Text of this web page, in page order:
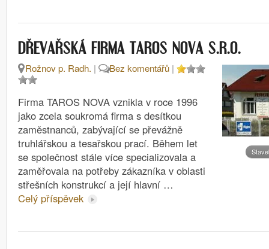
DŘEVAŘSKÁ FIRMA TAROS NOVA S.R.O.
Rožnov p. Radh. | Bez komentářů |
Firma TAROS NOVA vznikla v roce 1996
jako zcela soukromá firma s desítkou
zaměstnanců, zabývající se převážně
truhlářskou a tesařskou prací. Během let
se společnost stále více specializovala a
zaměřovala na potřeby zákazníka v oblasti
střešních konstrukcí a její hlavní …
Celý příspěvek